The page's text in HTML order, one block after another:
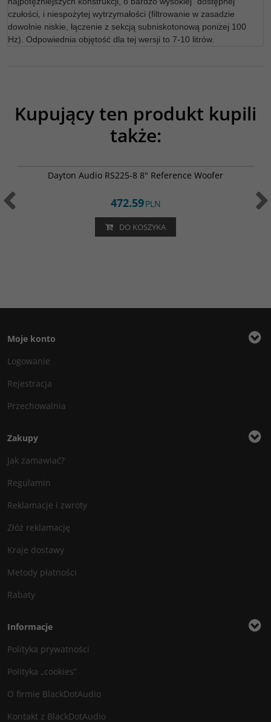
czułości, i niespożytej wytrzymałości (filtrowanie w zasadzie
dowolnie niskie, łączenie z sekcją subniskotonową poniżej 100
Hz). Odpowiednia objętość dla tej wersji to 7-10 litrów.
Kupujący ten produkt kupili
także:
Dayton Audio RS225-8 8" Reference Woofer
472.59PLN
DO KOSZYKA
Moje konto
Logowanie
Rejestracja
Przechowalnia
Zakupy
Jak zamawiać?
Regulamin
Reklamacje i zwroty
Złóż reklamację
Kraje dostawy
Metody płatności
Rabaty
Informacje
Polityka prywatności
Polityka „cookies”
O firmie BlackDotAudio
Kontakt z BlackDotAudio